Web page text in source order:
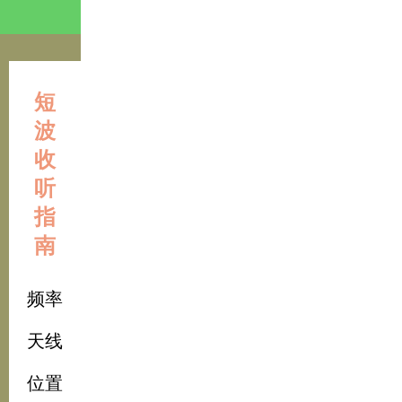
短
波
收
听
指
南
频率
天线
位置